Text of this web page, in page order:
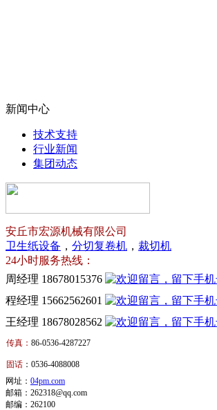
新闻中心
技术支持
行业新闻
集团动态
安丘市宏源机械有限公司
卫生纸设备 ， 分切复卷机 ， 裁切机
24小时服务热线：
周经理 18678015376
程经理 15662562601
王经理 18678028562
生
纸
传真： 86-0536-4287227
卫
生
固话 ：0536-4088008
网址： 04pm.com
邮箱：262318@qq.com
邮编：262100